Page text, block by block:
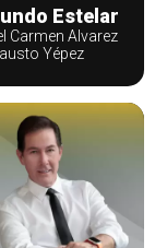
Estelar
Carmen Alvarez
Yépez